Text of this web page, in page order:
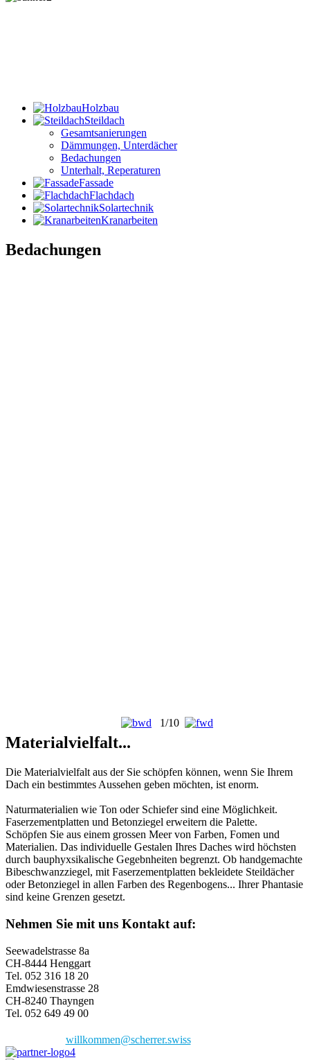
Holzbau
Steildach
Gesamtsanierungen
Dämmungen, Unterdächer
Bedachungen
Unterhalt, Reperaturen
Fassade
Flachdach
Solartechnik
Kranarbeiten
Bedachungen
1/10
Materialvielfalt...
Die Materialvielfalt aus der Sie schöpfen können, wenn Sie Ihrem
Dach ein bestimmtes Aussehen geben möchten, ist enorm.
Naturmaterialien wie Ton oder Schiefer sind eine Möglichkeit.
Faserzementplatten und Betonziegel erweitern die Palette.
Schöpfen Sie aus einem grossen Meer von Farben, Fomen und
Materialien. Das individuelle Gestalen Ihres Daches wird höchsten
durch bauphyxsikalische Gegebnheiten begrenzt. Ob handgemachte
Bibeschwanzziegel, mit Faserzementplatten bekleidete Steildächer
oder Betonziegel in allen Farben des Regenbogens... Ihrer Phantasie
sind keine Grenzen gesetzt.
Nehmen Sie mit uns Kontakt auf:
Seewadelstrasse 8a
CH-8444 Henggart
Tel. 052 316 18 20
Emdwiesenstrasse 28
CH-8240 Thayngen
Tel. 052 649 49 00
willkommen@scherrer.swiss